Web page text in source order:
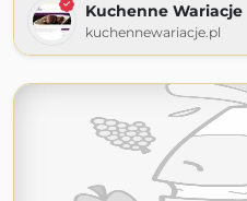
Kuchenne Wariacje
kuchennewariacje.pl